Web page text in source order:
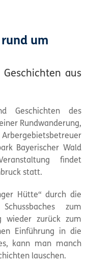
um
aus
Geschichten des
Rundwanderung,
Bayerischer Wald
findet
statt.
Hütte“ durch die
zum
wieder zurück zum
Einführung in die
kann man manch
lauschen.